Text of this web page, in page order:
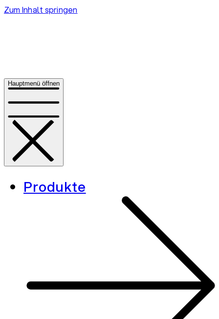
Zum Inhalt springen
Hauptmenü öffnen
Produkte